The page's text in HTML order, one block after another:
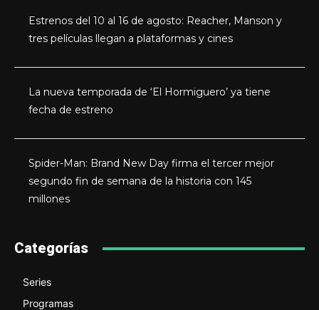
Estrenos del 10 al 16 de agosto: Reacher, Manson y
tres películas llegan a plataformas y cines
La nueva temporada de ‘El Hormiguero’ ya tiene
fecha de estreno
Spider-Man: Brand New Day firma el tercer mejor
segundo fin de semana de la historia con 145
millones
Categorías
Series
Programas